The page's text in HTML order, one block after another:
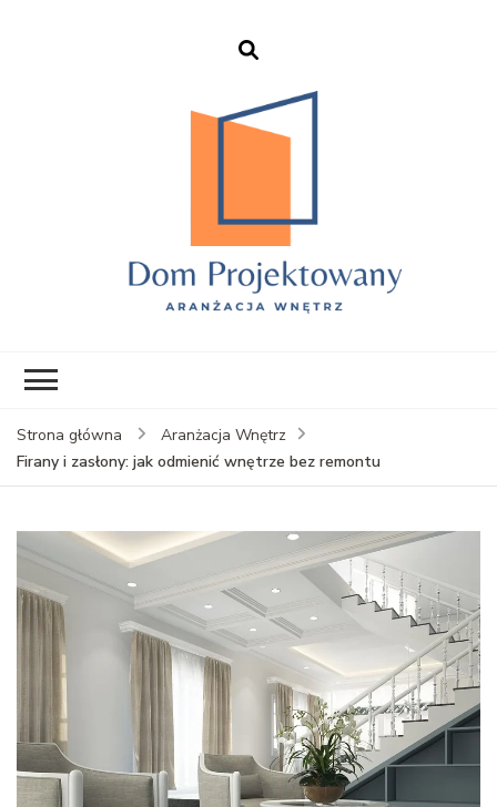
Strona główna
Aranżacja Wnętrz
Firany i zasłony: jak odmienić wnętrze bez remontu